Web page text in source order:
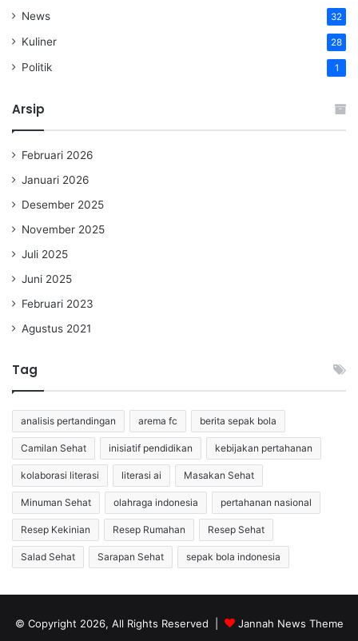
News 32
Kuliner 28
Politik 1
Arsip
Februari 2026
Januari 2026
Desember 2025
November 2025
Juli 2025
Juni 2025
Februari 2023
Agustus 2021
Tag
analisis pertandingan arema fc berita sepak bola
Camilan Sehat inisiatif pendidikan kebijakan pertahanan
kolaborasi literasi literasi ai Masakan Sehat
Minuman Sehat olahraga indonesia pertahanan nasional
Resep Kekinian Resep Rumahan Resep Sehat
Salad Sehat Sarapan Sehat sepak bola indonesia
© Copyright 2026, All Rights Reserved | Jannah News Theme